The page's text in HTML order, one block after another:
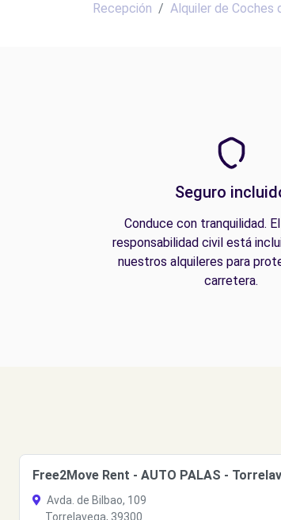
Recepción Alquiler de Coches
Seguro
Conduce con tranquilidad.
responsabilidad civil está
nuestros alquileres para
carretera.
Free2Move Rent - AUTO PALAS -
Avda. de Bilbao, 109
Torrelavega, 39300